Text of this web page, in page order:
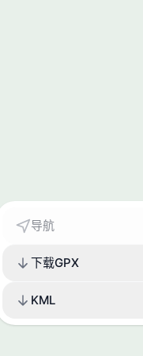
导航
下载GPX
KML